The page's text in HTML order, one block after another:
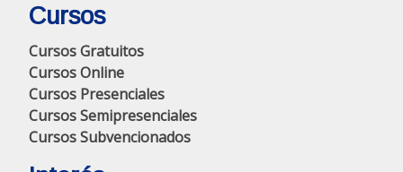
Cursos
Cursos Gratuitos
Cursos Online
Cursos Presenciales
Cursos Semipresenciales
Cursos Subvencionados